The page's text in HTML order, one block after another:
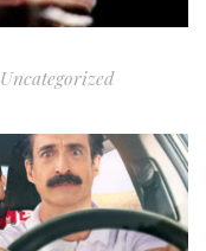
Uncategorized